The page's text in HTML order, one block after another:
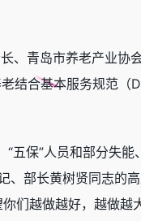
青岛市养老产业协
结合基本服务规范
五保”人员和部分失
部长黄树贤同志的
们越做越好，越做